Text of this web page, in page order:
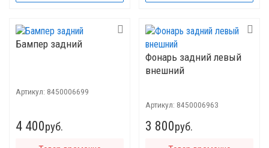
Бампер задний
Артикул: 8450006699
4 400руб.
Фонарь задний левый
внешний
Артикул: 8450006963
3 800руб.